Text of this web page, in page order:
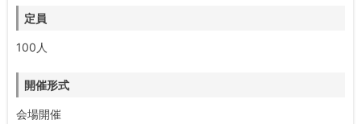
定員
100人
開催形式
会場開催